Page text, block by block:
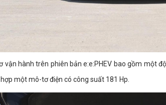
vận hành trên phiên bản e:e:PHEV bao gồm một
hợp một mô-tơ điện có công suất 181 Hp.